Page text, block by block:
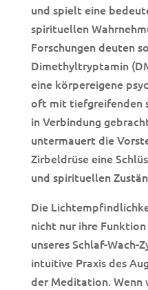
und spielt eine
spirituellen
Forschungen deuten
Dimethyltryptamin
eine körpereigene
oft mit tiefgreifenden
in Verbindung
untermauert die
Zirbeldrüse eine
und spirituellen
Die
nicht nur ihre
unseres Schlaf-Wach-
intuitive Praxis des
der Meditation. Wenn